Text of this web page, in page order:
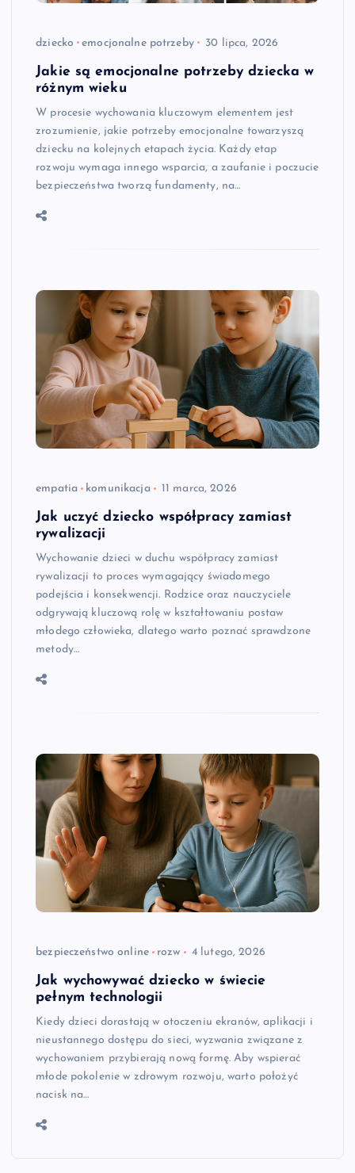
dziecko emocjonalne potrzeby 30 lipca, 2026
Jakie są emocjonalne potrzeby dziecka w
różnym wieku
W procesie wychowania kluczowym elementem jest
zrozumienie, jakie potrzeby emocjonalne towarzyszą
dziecku na kolejnych etapach życia. Każdy etap
rozwoju wymaga innego wsparcia, a zaufanie i poczucie
bezpieczeństwa tworzą fundamenty, na…
empatia komunikacja 11 marca, 2026
Jak uczyć dziecko współpracy zamiast
rywalizacji
Wychowanie dzieci w duchu współpracy zamiast
rywalizacji to proces wymagający świadomego
podejścia i konsekwencji. Rodzice oraz nauczyciele
odgrywają kluczową rolę w kształtowaniu postaw
młodego człowieka, dlatego warto poznać sprawdzone
metody…
bezpieczeństwo online rozw 4 lutego, 2026
Jak wychowywać dziecko w świecie
pełnym technologii
Kiedy dzieci dorastają w otoczeniu ekranów, aplikacji i
nieustannego dostępu do sieci, wyzwania związane z
wychowaniem przybierają nową formę. Aby wspierać
młode pokolenie w zdrowym rozwoju, warto położyć
nacisk na…